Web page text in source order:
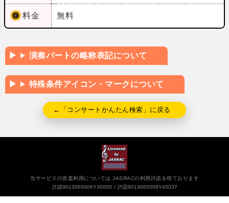
料金 無料
演奏パートの略称表記について
特殊条件アイコン・マークについて
←「コンサートかんたん検索」に戻る
当サービスの音楽利用については JASRACの利用許諾を得ております
許諾9013065006Y30005
許諾9013065008Y45037